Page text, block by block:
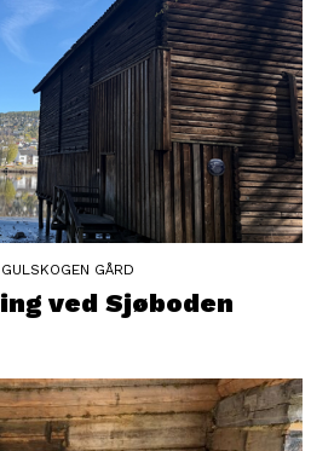
GÅRD
ved Sjøboden